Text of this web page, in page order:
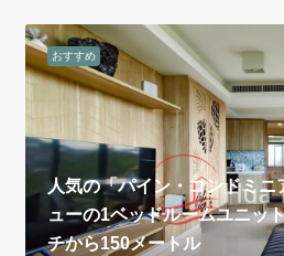
おすすめ
人気の「パイン・コンドミ
ューの1ベッドルームユニッ
チから150メートル